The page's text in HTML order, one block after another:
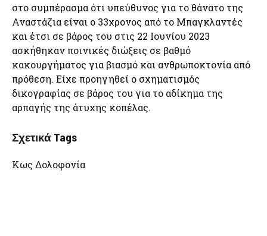
στο συμπέρασμα ότι υπεύθυνος για το θάνατο της
Αναστάζια είναι ο 33χρονος από το Μπαγκλαντές
και έτσι σε βάρος του στις 22 Ιουνίου 2023
ασκήθηκαν ποινικές διώξεις σε βαθμό
κακουργήματος για βιασμό και ανθρωποκτονία από
πρόθεση. Είχε προηγηθεί ο σχηματισμός
δικογραφίας σε βάρος του για το αδίκημα της
αρπαγής της άτυχης κοπέλας.
Σχετικά Tags
Κως Δολοφονία